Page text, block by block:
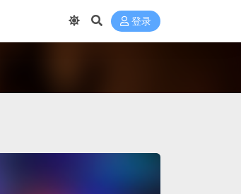
登录